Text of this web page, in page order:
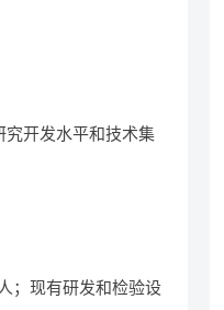
究开发水平和技术集
；现有研发和检验设